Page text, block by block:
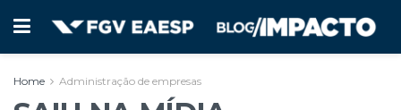
Home Administração de empresas